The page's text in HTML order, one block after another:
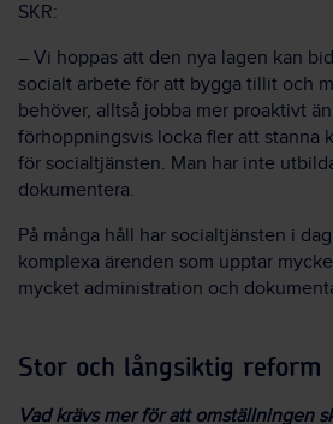
SKR:
– Vi hoppas att den nya lagen kan
socialt arbete för att bygga tillit och
behöver, alltså jobba mer proaktivt
förhoppningsvis locka fler att stanna
för socialtjänsten. Man har inte
dokumentera.
På många håll har socialtjänsten i
komplexa ärenden som upptar
mycket administration och
Stor och långsiktig reform
Vad krävs mer för att omställningen